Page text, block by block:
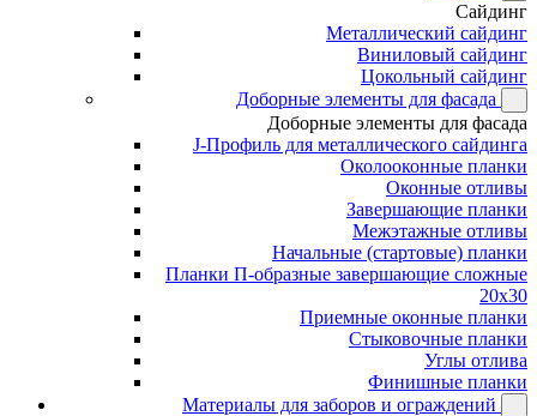
Сайдинг
Металлический сайдинг
Виниловый сайдинг
Цокольный сайдинг
Доборные элементы для фасада
Доборные элементы для фасада
J-Профиль для металлического сайдинга
Околооконные планки
Оконные отливы
Завершающие планки
Межэтажные отливы
Начальные (стартовые) планки
Планки П-образные завершающие сложные
20x30
Приемные оконные планки
Стыковочные планки
Углы отлива
Финишные планки
Материалы для заборов и ограждений